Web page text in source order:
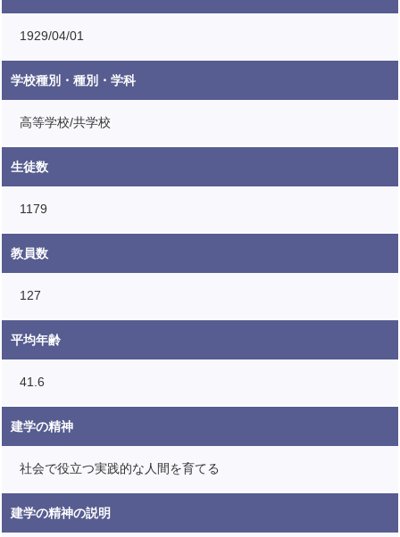
1929/04/01
学校種別・種別・学科
高等学校/共学校
生徒数
1179
教員数
127
平均年齢
41.6
建学の精神
社会で役立つ実践的な人間を育てる
建学の精神の説明